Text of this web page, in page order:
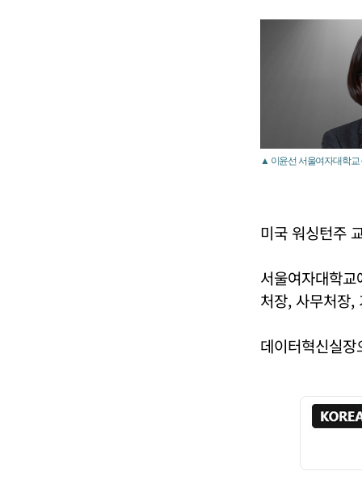
▲ 이윤선 서울여자대학교
미국 워싱턴주
서울여자대학
처장, 사무처장,
데이터혁신실